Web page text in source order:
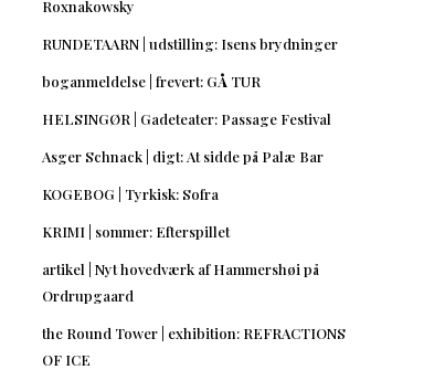
Roxnakowsky
RUNDETAARN | udstilling: Isens brydninger
boganmeldelse | frevert: GÅ TUR
HELSINGØR | Gadeteater: Passage Festival
Asger Schnack | digt: At sidde på Palæ Bar
KOGEBOG | Tyrkisk: Sofra
KRIMI | sommer: Efterspillet
artikel | Nyt hovedværk af Hammershøi på
Ordrupgaard
the Round Tower | exhibition: REFRACTIONS
OF ICE